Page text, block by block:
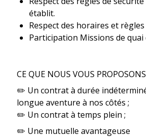
établit.
Respect des horaires et
Participation Missions de
CE QUE NOUS VOUS
✏️ Un contrat à durée
longue aventure à nos côtés ;
✏️ Un contrat à temps plein ;
✏️ Une mutuelle avantageuse